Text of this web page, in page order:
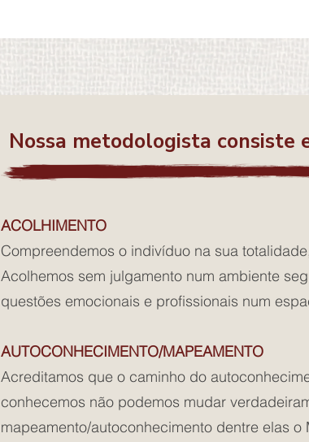
Nossa metodologista consiste
ACOLHIMENTO
Compreendemos o indivíduo na sua
Acolhemos sem julgamento num ambiente
questões emocionais e profissionais num
AUTOCONHECIMENTO/MAPEAMENTO
Acreditamos que o caminho do
conhecemos não podemos mudar
mapeamento/autoconhecimento dentre elas o